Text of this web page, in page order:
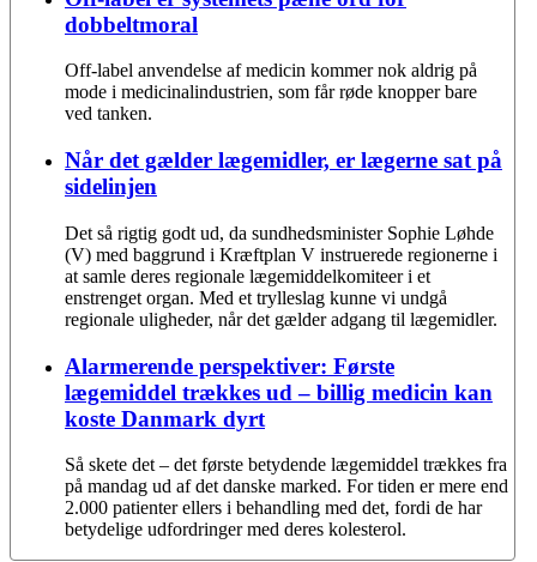
dobbeltmoral
Off-label anvendelse af medicin kommer nok aldrig på
mode i medicinalindustrien, som får røde knopper bare
ved tanken.
Når det gælder lægemidler, er lægerne sat på
sidelinjen
Det så rigtig godt ud, da sundhedsminister Sophie Løhde
(V) med baggrund i Kræftplan V instruerede regionerne i
at samle deres regionale lægemiddelkomiteer i et
enstrenget organ. Med et trylleslag kunne vi undgå
regionale uligheder, når det gælder adgang til lægemidler.
Alarmerende perspektiver: Første
lægemiddel trækkes ud – billig medicin kan
koste Danmark dyrt
Så skete det – det første betydende lægemiddel trækkes fra
på mandag ud af det danske marked. For tiden er mere end
2.000 patienter ellers i behandling med det, fordi de har
betydelige udfordringer med deres kolesterol.